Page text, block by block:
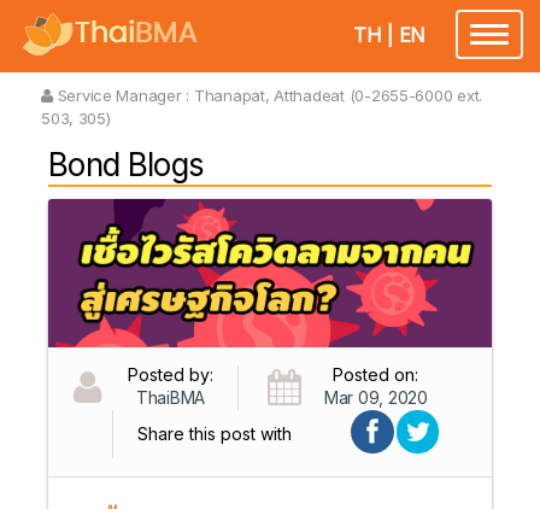
TH EN
Service Manager : Thanapat, Atthadeat (0-2655-6000 ext.
503, 305)
Bond Blogs
Posted by:
ThaiBMA
Posted on:
Mar 09, 2020
Share this post with